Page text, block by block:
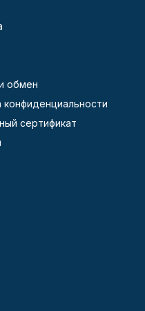
обмен
конфиденциальности
сертификат